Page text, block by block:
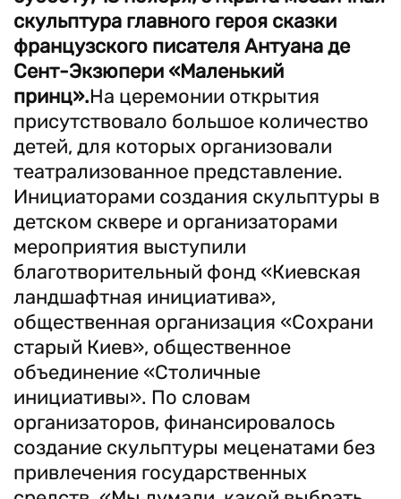
скульптура главного героя сказки
французского писателя Антуана де
Сент-Экзюпери «Маленький
принц».На церемонии открытия
присутствовало большое количество
детей, для которых организовали
театрализованное представление.
Инициаторами создания скульптуры в
детском сквере и организаторами
мероприятия выступили
благотворительный фонд «Киевская
ландшафтная инициатива»,
общественная организация «Сохрани
старый Киев», общественное
объединение «Столичные
инициативы». По словам
организаторов, финансировалось
создание скульптуры меценатами без
привлечения государственных